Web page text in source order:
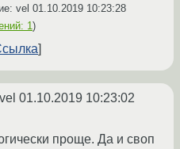
vel 01.10.2019 10:23:28
1)
01.10.2019 10:23:02
проще. Да и своп